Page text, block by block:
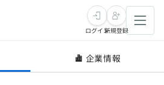
ログイン新規登録
企業情報